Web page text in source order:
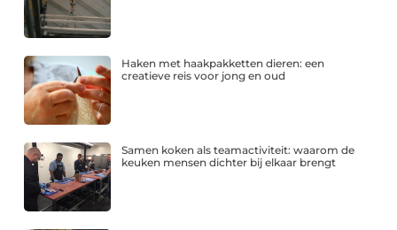
Haken met haakpakketten dieren: een
creatieve reis voor jong en oud
Samen koken als teamactiviteit: waarom de
keuken mensen dichter bij elkaar brengt